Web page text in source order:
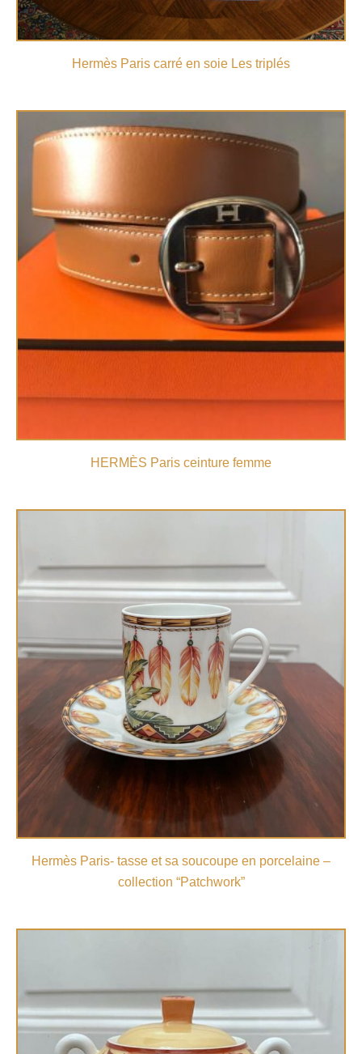
Hermès Paris carré en soie Les triplés
HERMÈS Paris ceinture femme
Hermès Paris- tasse et sa soucoupe en porcelaine –
collection “Patchwork”